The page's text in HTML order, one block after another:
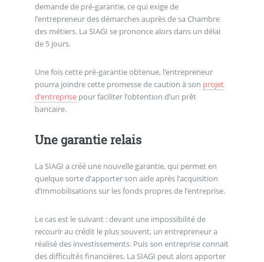
demande de pré-garantie, ce qui exige de
l’entrepreneur des démarches auprès de sa Chambre
des métiers. La SIAGI se prononce alors dans un délai
de 5 jours.
Une fois cette pré-garantie obtenue, l’entrepreneur
pourra joindre cette promesse de caution à son projet
d’entreprisepour faciliter l’obtention d’un prêt
bancaire.
Une garantie relais
La SIAGI a créé une nouvelle garantie, qui permet en
quelque sorte d’apporter son aide après l’acquisition
d’immobilisations sur les fonds propres de l’entreprise.
Le cas est le suivant : devant une impossibilité de
recourir au crédit le plus souvent, un entrepreneur a
réalisé des investissements. Puis son entreprise connait
des difficultés financières. La SIAGI peut alors apporter